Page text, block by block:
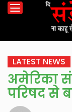
LATEST NEWS
अमेरिका
परिषद से